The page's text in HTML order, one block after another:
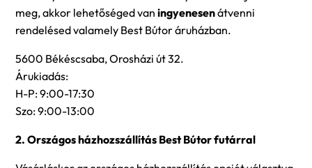
meg, akkor lehetőséged van ingyenesenátvenni
rendelésed valamely Best Bútor áruházban.
5600 Békéscsaba, Orosházi út 32.
Árukiadás:
H-P: 9:00-17:30
Szo: 9:00-13:00
2. Országos házhozszállítás Best Bútor futárral